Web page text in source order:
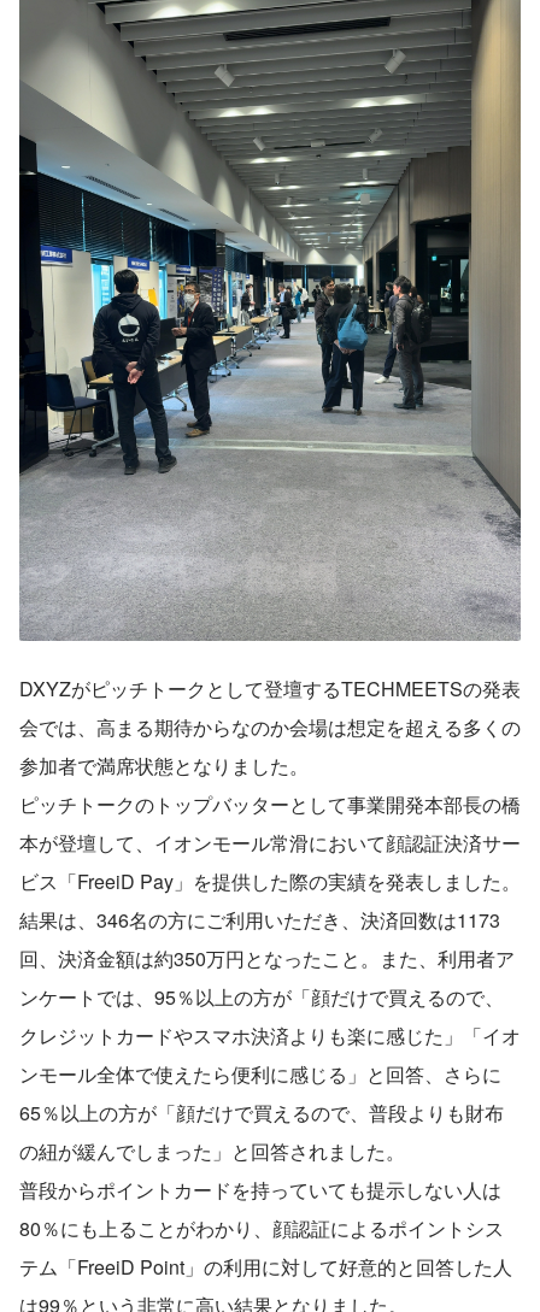
DXYZがピッチトークとして登壇するTECHMEETSの発表
会では、高まる期待からなのか会場は想定を超える多くの
参加者で満席状態となりました。
ピッチトークのトップバッターとして事業開発本部長の橋
本が登壇して、イオンモール常滑において顔認証決済サー
ビス「FreeiD Pay」を提供した際の実績を発表しました。
結果は、346名の方にご利用いただき、決済回数は1173
回、決済金額は約350万円となったこと。また、利用者ア
ンケートでは、95％以上の方が「顔だけで買えるので、
クレジットカードやスマホ決済よりも楽に感じた」「イオ
ンモール全体で使えたら便利に感じる」と回答、さらに
65％以上の方が「顔だけで買えるので、普段よりも財布
の紐が緩んでしまった」と回答されました。
普段からポイントカードを持っていても提示しない人は
80％にも上ることがわかり、顔認証によるポイントシス
テム「FreeiD Point」の利用に対して好意的と回答した人
は99％という非常に高い結果となりました。